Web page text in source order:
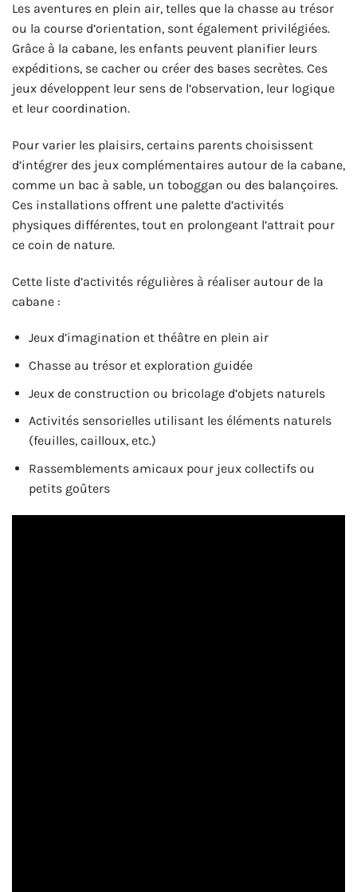
Les aventures en plein air, telles que la chasse au trésor
ou la course d’orientation, sont également privilégiées.
Grâce à la cabane, les enfants peuvent planifier leurs
expéditions, se cacher ou créer des bases secrètes. Ces
jeux développent leur sens de l’observation, leur logique
et leur coordination.
Pour varier les plaisirs, certains parents choisissent
d’intégrer des jeux complémentaires autour de la cabane,
comme un bac à sable, un toboggan ou des balançoires.
Ces installations offrent une palette d’activités
physiques différentes, tout en prolongeant l’attrait pour
ce coin de nature.
Cette liste d’activités régulières à réaliser autour de la
cabane :
Jeux d’imagination et théâtre en plein air
Chasse au trésor et exploration guidée
Jeux de construction ou bricolage d’objets naturels
Activités sensorielles utilisant les éléments naturels
(feuilles, cailloux, etc.)
Rassemblements amicaux pour jeux collectifs ou
petits goûters